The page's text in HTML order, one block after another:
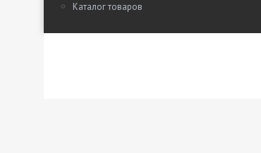
Каталог товаров